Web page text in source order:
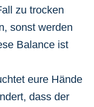
zu trocken
sonst werden
Balance ist
eure Hände
dass der